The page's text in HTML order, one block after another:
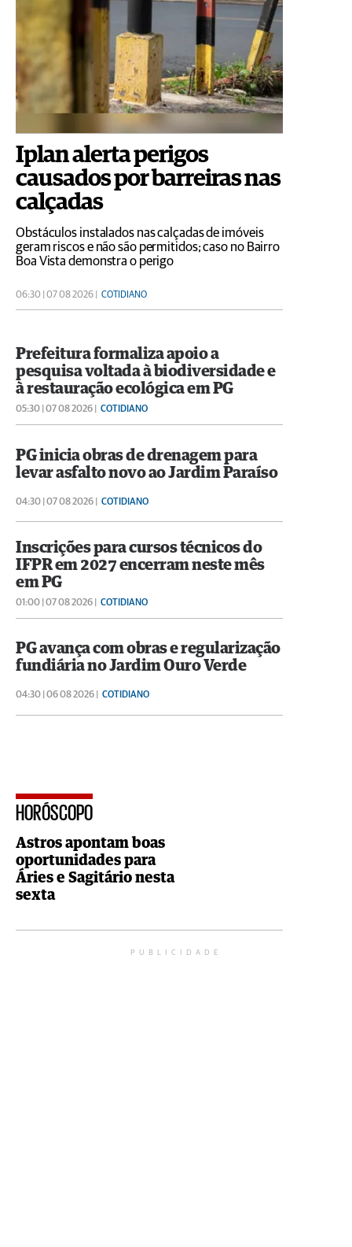
Iplan alerta perigos
causados por barreiras nas
calçadas
Obstáculos instalados nas calçadas de imóveis
geram riscos e não são permitidos; caso no Bairro
Boa Vista demonstra o perigo
06:30 | 07 08 2026 | COTIDIANO
Prefeitura formaliza apoio a
pesquisa voltada à biodiversidade e
à restauração ecológica em PG
05:30 | 07 08 2026 | COTIDIANO
PG inicia obras de drenagem para
levar asfalto novo ao Jardim Paraíso
04:30 | 07 08 2026 | COTIDIANO
Inscrições para cursos técnicos do
IFPR em 2027 encerram neste mês
em PG
01:00 | 07 08 2026 | COTIDIANO
PG avança com obras e regularização
fundiária no Jardim Ouro Verde
04:30 | 06 08 2026 | COTIDIANO
HORÓSCOPO
Astros apontam boas
oportunidades para
Áries e Sagitário nesta
sexta
PUBLICIDADE